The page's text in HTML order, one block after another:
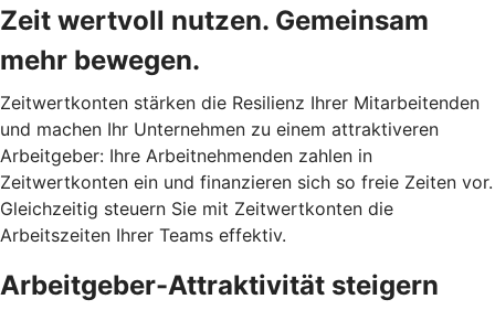
Zeit wertvoll nutzen. Gemeinsam
mehr bewegen.
Zeitwertkonten stärken die Resilienz Ihrer Mitarbeitenden
und machen Ihr Unternehmen zu einem attraktiveren
Arbeitgeber: Ihre Arbeitnehmenden zahlen in
Zeitwertkonten ein und finanzieren sich so freie Zeiten vor.
Gleichzeitig steuern Sie mit Zeitwertkonten die
Arbeitszeiten Ihrer Teams effektiv.
Arbeitgeber-Attraktivität steigern